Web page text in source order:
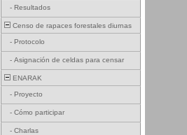
- Resultados
Censo de rapaces forestales diurnas
- Protocolo
- Asignación de celdas para censar
ENARAK
- Proyecto
- Cómo participar
- Charlas